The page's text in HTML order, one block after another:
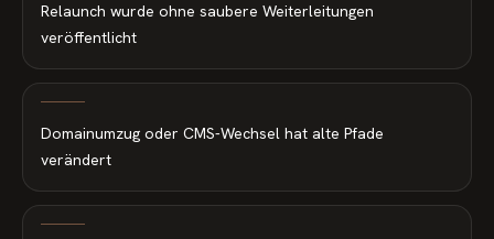
Relaunch wurde ohne saubere Weiterleitungen
veröffentlicht
Domainumzug oder CMS-Wechsel hat alte Pfade
verändert